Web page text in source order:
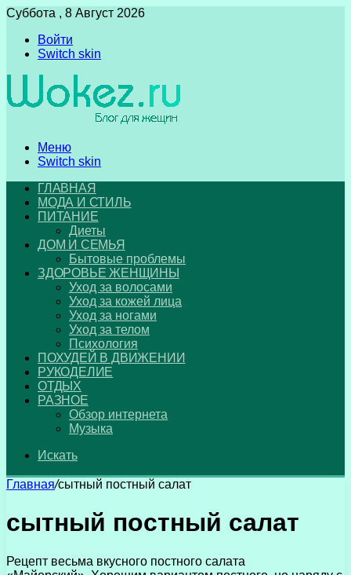
Суббота , 8 Август 2026
Войти
Switch skin
Меню
Switch skin
ГЛАВНАЯ
МОДА И СТИЛЬ
ПИТАНИЕ
Диеты
ДОМ И СЕМЬЯ
Бытовые проблемы
ЗДОРОВЬЕ ЖЕНЩИНЫ
Уход за волосами
Уход за кожей лица
Уход за ногами
Уход за телом
Психология
ПОХУДЕЙ В ДВИЖЕНИИ
РУКОДЕЛИЕ
ОТДЫХ
РАЗНОЕ
Обзор интернета
Музыка
Искать
Главная/сытный постный салат
сытный постный салат
Рецепт весьма вкусного постного салата